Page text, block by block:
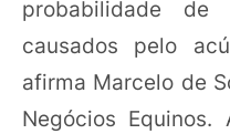
probabilidade de
causados pelo
afirma Marcelo de
Negócios